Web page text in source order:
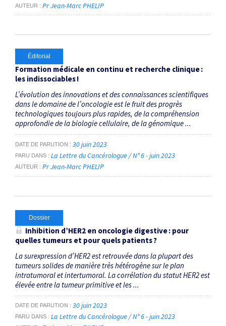
AUTEUR Pr Jean-Marc PHELIP
Éditorial
Formation médicale en continu et recherche clinique :
les indissociables !
L’évolution des innovations et des connaissances scientifiques
dans le domaine de l’oncologie est le fruit des progrès
technologiques toujours plus rapides, de la compréhension
approfondie de la biologie cellulaire, de la génomique ...
DATE DE PARUTION 30 juin 2023
PARU DANS La Lettre du Cancérologue / N° 6 - juin 2023
AUTEUR Pr Jean-Marc PHELIP
Dossier
Inhibition d’HER2 en oncologie digestive : pour
quelles tumeurs et pour quels patients ?
La surexpression d’HER2 est retrouvée dans la plupart des
tumeurs solides de manière très hétérogène sur le plan
intratumoral et intertumoral. La corrélation du statut HER2 est
élevée entre la tumeur primitive et les ...
DATE DE PARUTION 30 juin 2023
PARU DANS La Lettre du Cancérologue / N° 6 - juin 2023